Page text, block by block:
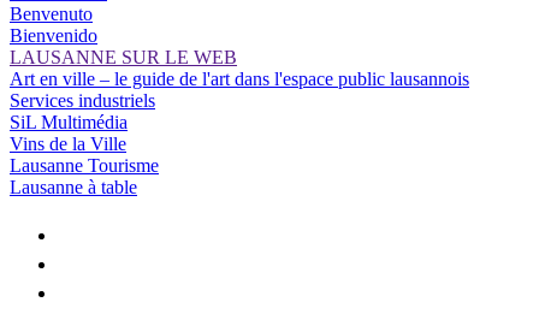
Benvenuto
Bienvenido
LAUSANNE SUR LE WEB
Art en ville – le guide de l'art dans l'espace public lausannois
Services industriels
SiL Multimédia
Vins de la Ville
Lausanne Tourisme
Lausanne à table